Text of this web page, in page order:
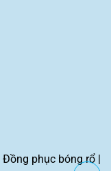
Đồng phục bóng rổ|